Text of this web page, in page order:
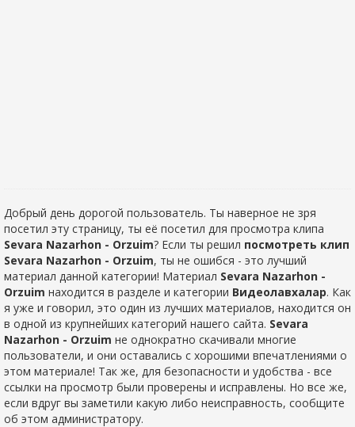
Добрый день дорогой пользователь. Ты наверное не зря
посетил эту страницу, ты её посетил для просмотра клипа
Sevara Nazarhon - Orzuim? Если ты решил посмотреть клип
Sevara Nazarhon - Orzuim, ты не ошибся - это лучший
материал данной категории! Материал Sevara Nazarhon -
Orzuim находится в разделе и категории Видеолавхалар. Как
я уже и говорил, это один из лучших материалов, находится он
в одной из крупнейших категорий нашего сайта. Sevara
Nazarhon - Orzuim не однократно скачивали многие
пользователи, и они оставались с хорошими впечатлениями о
этом материале! Так же, для безопасности и удобства - все
ссылки на просмотр были проверены и исправлены. Но все же,
если вдруг вы заметили какую либо неисправность, сообщите
об этом администратору.